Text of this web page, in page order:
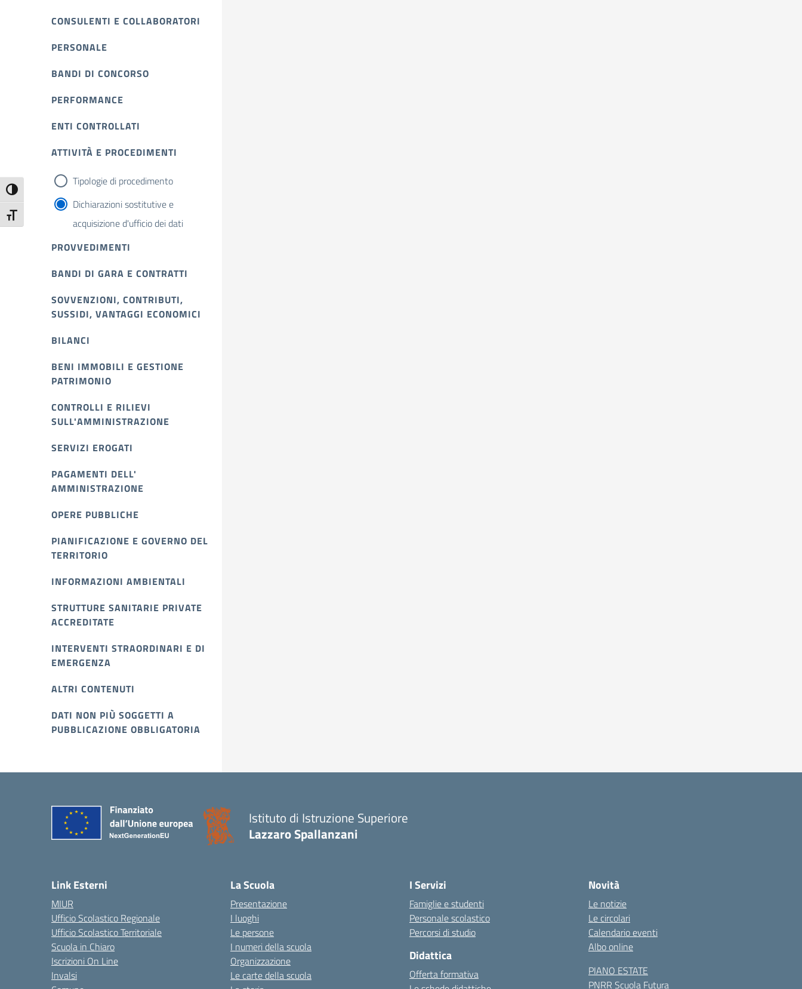
Attiva/disattiva alto contrasto
Attiva/disattiva dimensione testo
CONSULENTI E COLLABORATORI
PERSONALE
BANDI DI CONCORSO
PERFORMANCE
ENTI CONTROLLATI
ATTIVITÀ E PROCEDIMENTI
Tipologie di procedimento
Dichiarazioni sostitutive e
acquisizione d'ufficio dei dati
PROVVEDIMENTI
BANDI DI GARA E CONTRATTI
SOVVENZIONI, CONTRIBUTI,
SUSSIDI, VANTAGGI ECONOMICI
BILANCI
BENI IMMOBILI E GESTIONE
PATRIMONIO
CONTROLLI E RILIEVI
SULL'AMMINISTRAZIONE
SERVIZI EROGATI
PAGAMENTI DELL'
AMMINISTRAZIONE
OPERE PUBBLICHE
PIANIFICAZIONE E GOVERNO DEL
TERRITORIO
INFORMAZIONI AMBIENTALI
STRUTTURE SANITARIE PRIVATE
ACCREDITATE
INTERVENTI STRAORDINARI E DI
EMERGENZA
ALTRI CONTENUTI
DATI NON PIÙ SOGGETTI A
PUBBLICAZIONE OBBLIGATORIA
Istituto di Istruzione Superiore
Lazzaro Spallanzani
Link Esterni
MIUR
Ufficio Scolastico Regionale
Ufficio Scolastico Territoriale
Scuola in Chiaro
Iscrizioni On Line
Invalsi
La Scuola
Presentazione
I luoghi
Le persone
I numeri della scuola
Organizzazione
Le carte della scuola
I Servizi
Famiglie e studenti
Personale scolastico
Percorsi di studio
Didattica
Offerta formativa
Novità
Le notizie
Le circolari
Calendario eventi
Albo online
PIANO ESTATE
PNRR Scuola Futura